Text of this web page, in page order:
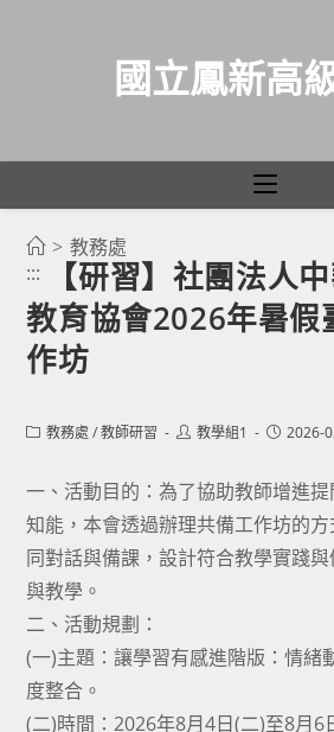
國立鳳新高
> 教務處
:::
【研習】社團法人
教育協會2026年暑假
作坊
Post教務處 / 教師研習
Post教學組1
Post2026-
一、活動目的：為了協助教師增進
知能，本會透過辦理共備工作坊的
同對話與備課，設計符合教學實踐
與教學。
二、活動規劃：
(一)主題：讓學習有感進階版：情緒
度整合。
(二)時間：2026年8月4日(二)至8月6